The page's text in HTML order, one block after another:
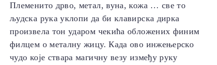
Племенито дрво, метал, вуна, кожа … све то
људска рука уклопи да би клавирска дирка
произвела тон ударом чекића обложених финим
филцем о металну жицу. Када ово инжењерско
чудо које ствара магичну везу између руку